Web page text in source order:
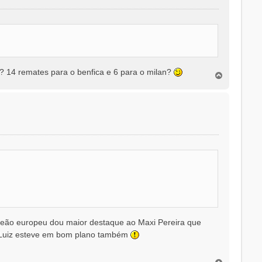
remates para o benfica e 6 para o milan?
europeu dou maior destaque ao Maxi Pereira que
esteve em bom plano também